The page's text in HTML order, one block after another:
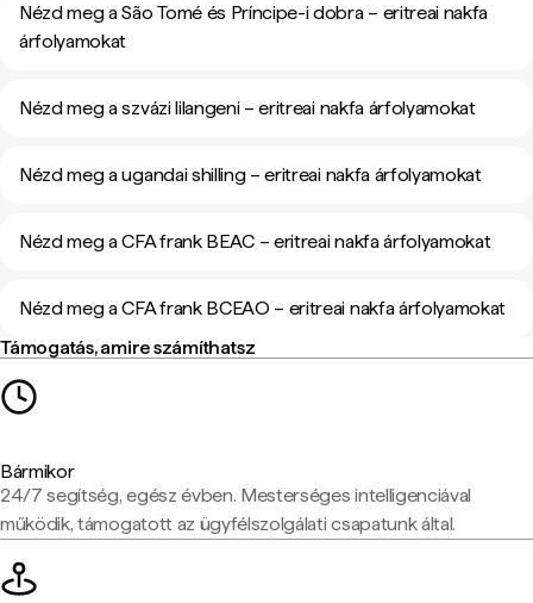
Nézd meg a São Tomé és Príncipe-i dobra – eritreai nakfa
árfolyamokat
Nézd meg a szvázi lilangeni – eritreai nakfa árfolyamokat
Nézd meg a ugandai shilling – eritreai nakfa árfolyamokat
Nézd meg a CFA frank BEAC – eritreai nakfa árfolyamokat
Nézd meg a CFA frank BCEAO – eritreai nakfa árfolyamokat
Támogatás, amire számíthatsz
Bármikor
24/7 segítség, egész évben. Mesterséges intelligenciával
működik, támogatott az ügyfélszolgálati csapatunk által.